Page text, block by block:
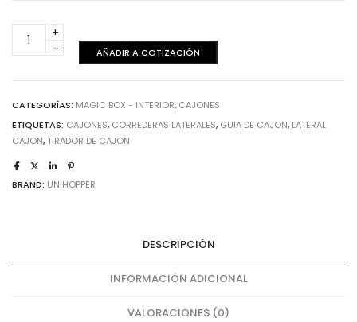
box
H120
cantidad
AÑADIR A COTIZACIÓN
CATEGORÍAS: MAGIC BOX - INTERIOR, CAJONES
ETIQUETAS: CAJONES, CORREDERAS LATERALES, GUIA DE CAJON, LATERAL
CAJON, TIRADOR DE CAJON
BRAND: UNIHOPPER
DESCRIPCIÓN
INFORMACIÓN ADICIONAL
VALORACIONES (0)